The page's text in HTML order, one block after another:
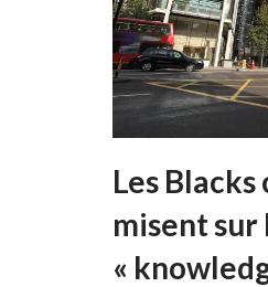
Les
misent sur
«